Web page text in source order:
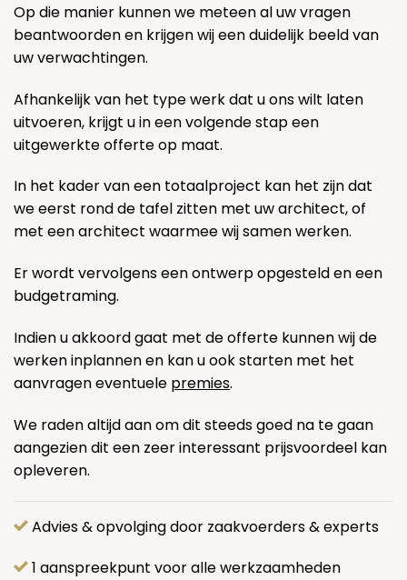
Op die manier kunnen we meteen al uw vragen
beantwoorden en krijgen wij een duidelijk beeld van
uw verwachtingen.
Afhankelijk van het type werk dat u ons wilt laten
uitvoeren, krijgt u in een volgende stap een
uitgewerkte offerte op maat.
In het kader van een totaalproject kan het zijn dat
we eerst rond de tafel zitten met uw architect, of
met een architect waarmee wij samen werken.
Er wordt vervolgens een ontwerp opgesteld en een
budgetraming.
Indien u akkoord gaat met de offerte kunnen wij de
werken inplannen en kan u ook starten met het
aanvragen eventuele premies.
We raden altijd aan om dit steeds goed na te gaan
aangezien dit een zeer interessant prijsvoordeel kan
opleveren.
Advies & opvolging door zaakvoerders & experts
1 aanspreekpunt voor alle werkzaamheden